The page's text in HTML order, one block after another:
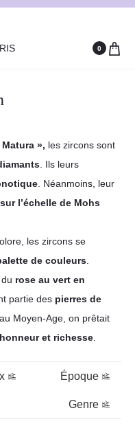
0
», les zircons sont
. Ils leurs
. Néanmoins, leur
l’échelle de Mohs
les zircons se
de couleurs
rose au vert en
partie des pierres de
, au Moyen-Age, on prêtait
et richesse
Époque
Genre